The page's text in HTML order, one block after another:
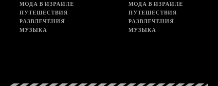
МОДА В ИЗРАИЛЕ
ПУТЕШЕСТВИЯ
РАЗВЛЕЧЕНИЯ
МУЗЫКА
МОДА В ИЗРАИЛЕ
ПУТЕШЕСТВИЯ
РАЗВЛЕЧЕНИЯ
МУЗЫКА